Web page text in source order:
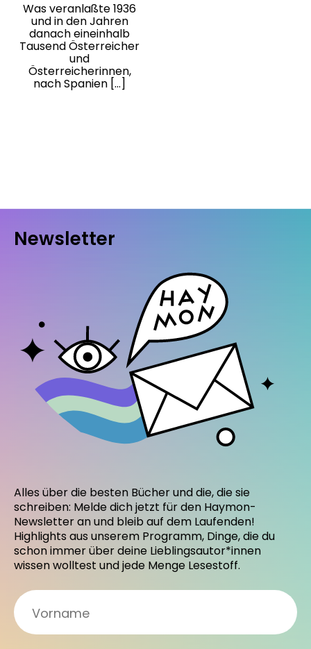
Was veranlaßte 1936
und in den Jahren
danach eineinhalb
Tausend Österreicher
und
Österreicherinnen,
nach Spanien […]
Newsletter
Alles über die besten Bücher und die, die sie
schreiben: Melde dich jetzt für den Haymon-
Newsletter an und bleib auf dem Laufenden!
Highlights aus unserem Programm, Dinge, die du
schon immer über deine Lieblingsautor*innen
wissen wolltest und jede Menge Lesestoff.